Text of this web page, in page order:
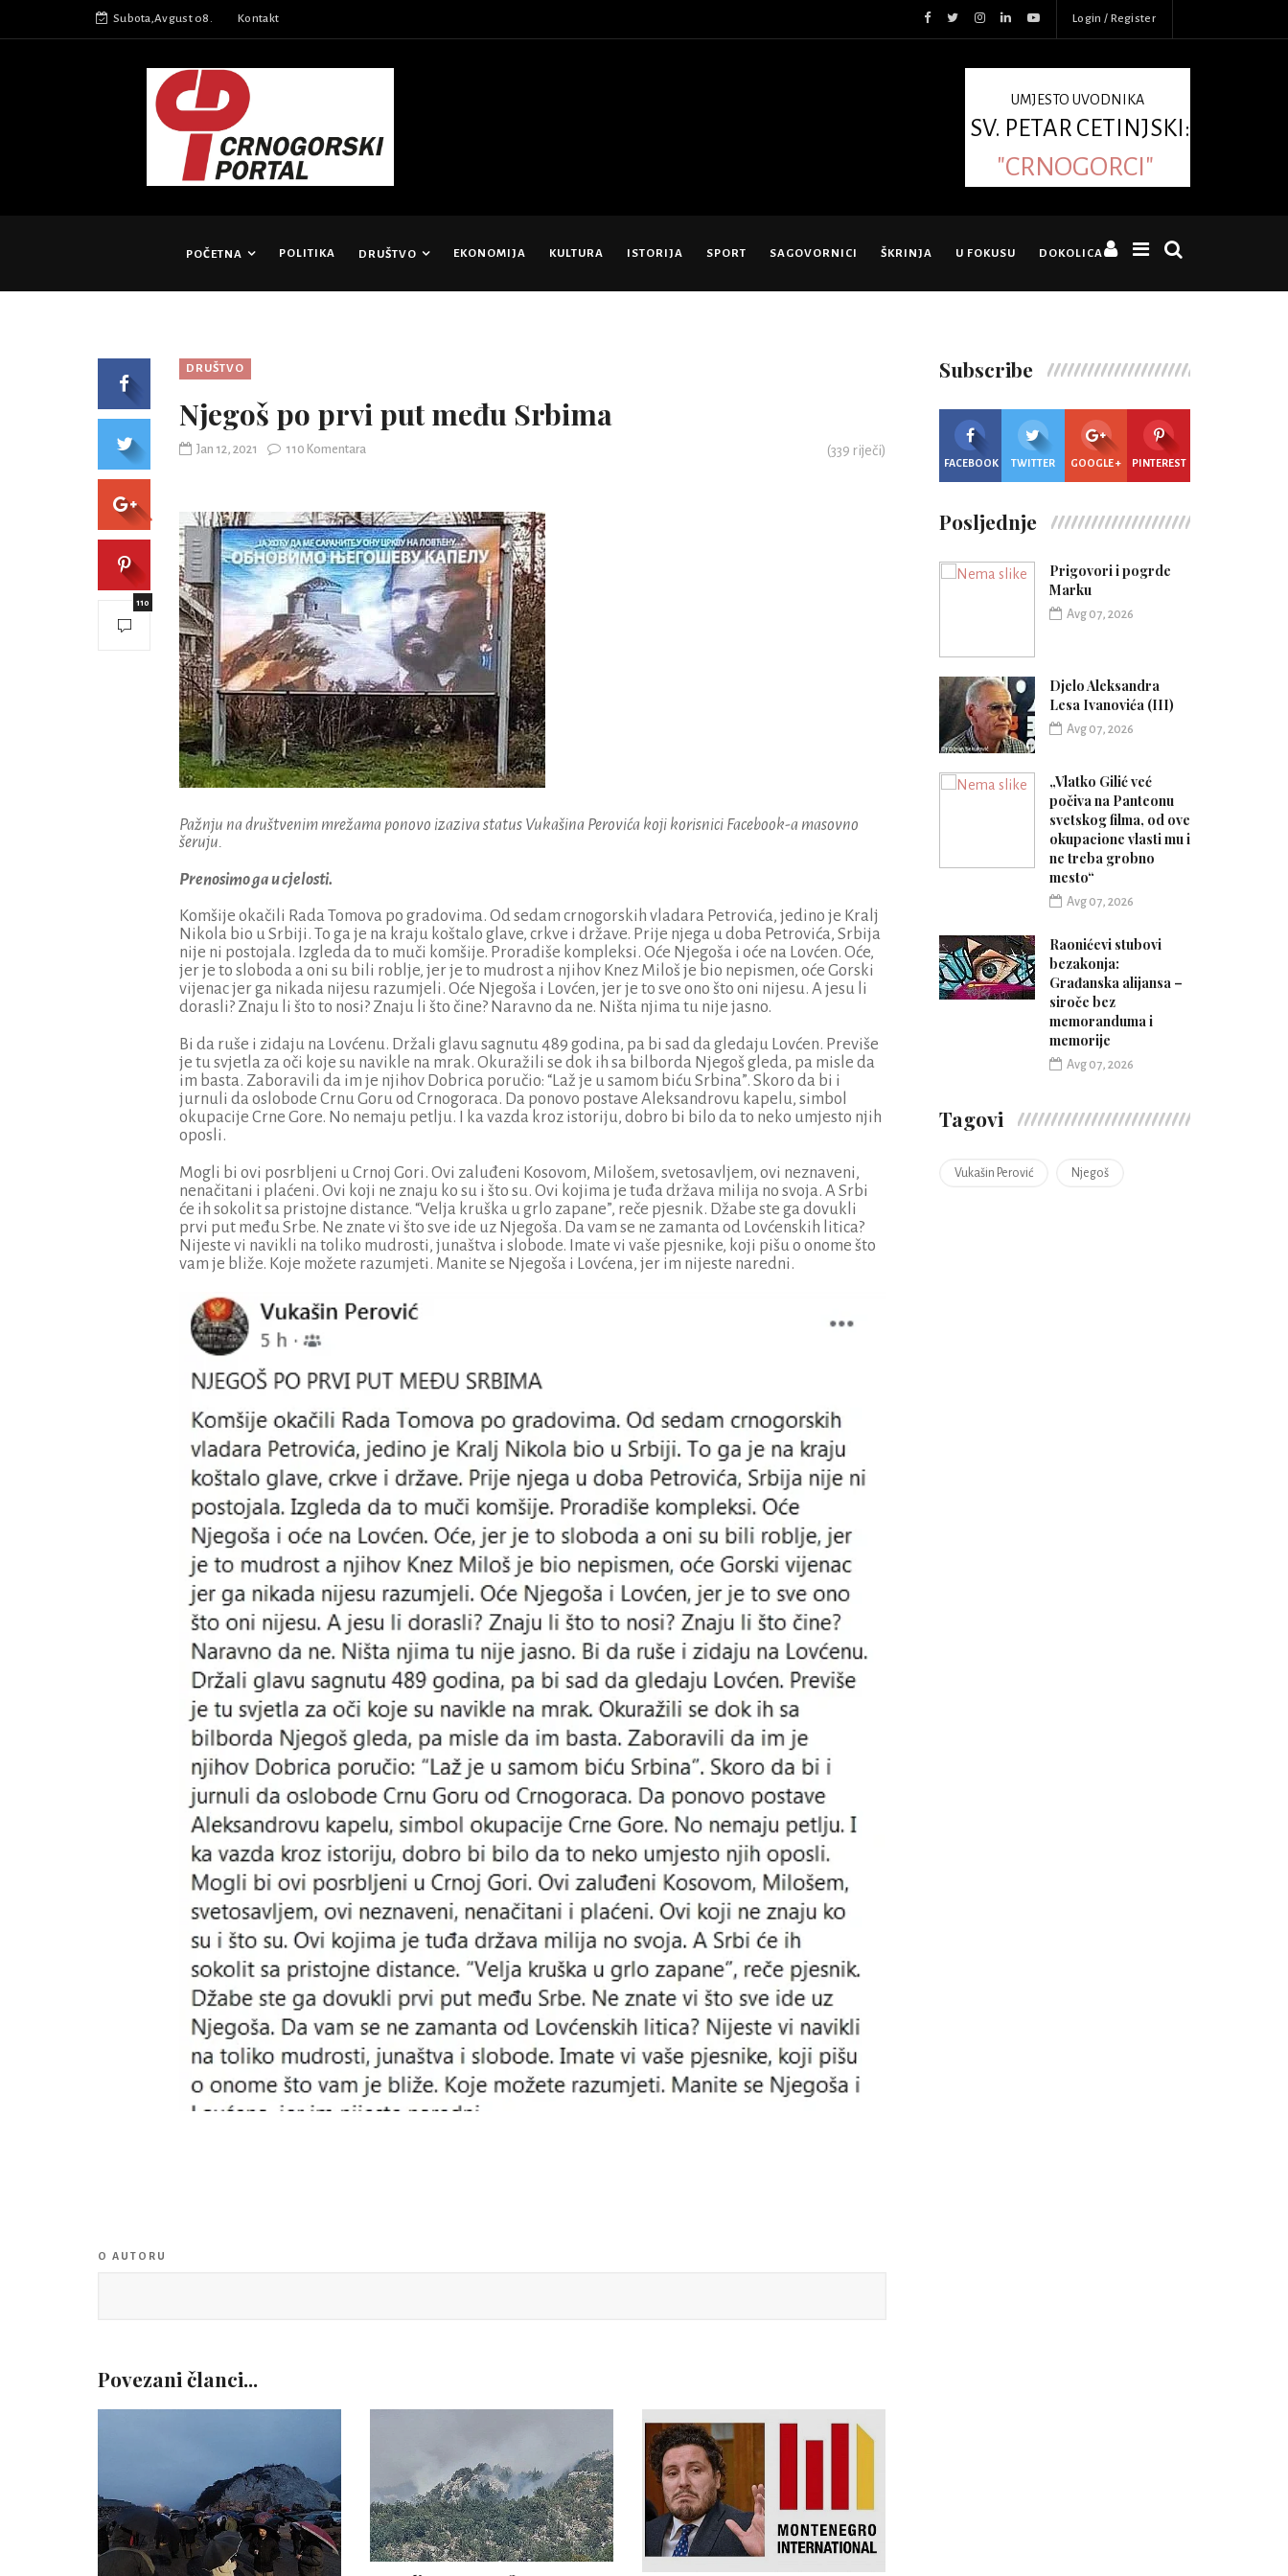
Subota,Avgust 08. Kontakt Login / Register
UMJESTO UVODNIKA
SV. PETAR CETINJSKI:
"CRNOGORCI"
POČETNA POLITIKA DRUŠTVO EKONOMIJA KULTURA ISTORIJA SPORT SAGOVORNICI ŠKRINJA U FOKUSU DOKOLICA
DRUŠTVO
Njegoš po prvi put među Srbima
Jan 12, 2021 110 Komentara (339 riječi)
Pažnju na društvenim mrežama ponovo izaziva status Vukašina Perovića koji korisnici Facebook-a masovno
šeruju.
Prenosimo ga u cjelosti.
Komšije okačili Rada Tomova po gradovima. Od sedam crnogorskih vladara Petrovića, jedino je Kralj
Nikola bio u Srbiji. To ga je na kraju koštalo glave, crkve i države. Prije njega u doba Petrovića, Srbija
nije ni postojala. Izgleda da to muči komšije. Proradiše kompleksi. Oće Njegoša i oće na Lovćen. Oće,
jer je to sloboda a oni su bili roblje, jer je to mudrost a njihov Knez Miloš je bio nepismen, oće Gorski
vijenac jer ga nikada nijesu razumjeli. Oće Njegoša i Lovćen, jer je to sve ono što oni nijesu. A jesu li
dorasli? Znaju li što to nosi? Znaju li što čine? Naravno da ne. Ništa njima tu nije jasno.
Bi da ruše i zidaju na Lovćenu. Držali glavu sagnutu 489 godina, pa bi sad da gledaju Lovćen. Previše
je tu svjetla za oči koje su navikle na mrak. Okuražili se dok ih sa bilborda Njegoš gleda, pa misle da
im basta. Zaboravili da im je njihov Dobrica poručio: “Laž je u samom biću Srbina”. Skoro da bi i
jurnuli da oslobode Crnu Goru od Crnogoraca. Da ponovo postave Aleksandrovu kapelu, simbol
okupacije Crne Gore. No nemaju petlju. I ka vazda kroz istoriju, dobro bi bilo da to neko umjesto njih
oposli.
Mogli bi ovi posrbljeni u Crnoj Gori. Ovi zaluđeni Kosovom, Milošem, svetosavljem, ovi neznaveni,
nenačitani i plaćeni. Ovi koji ne znaju ko su i što su. Ovi kojima je tuđa država milija no svoja. A Srbi
će ih sokolit sa pristojne distance. “Velja kruška u grlo zapane”, reče pjesnik. Džabe ste ga dovukli
prvi put među Srbe. Ne znate vi što sve ide uz Njegoša. Da vam se ne zamanta od Lovćenskih litica?
Nijeste vi navikli na toliko mudrosti, junaštva i slobode. Imate vi vaše pjesnike, koji pišu o onome što
vam je bliže. Koje možete razumjeti. Manite se Njegoša i Lovćena, jer im nijeste naredni.
110
O AUTORU
Povezani članci...
Subscribe
FACEBOOK TWITTER GOOGLE + PINTEREST
Posljednje
Prigovori i pogrde
Marku
Avg 07, 2026
Djelo Aleksandra
Lesa Ivanovića (III)
Avg 07, 2026
„Vlatko Gilić već
počiva na Panteonu
svetskog filma, od ove
okupacione vlasti mu i
ne treba grobno
mesto“
Avg 07, 2026
Raonićevi stubovi
bezakonja:
Građanska alijansa –
siroče bez
memoranduma i
memorije
Avg 07, 2026
Tagovi
Vukašin Perović Njegoš